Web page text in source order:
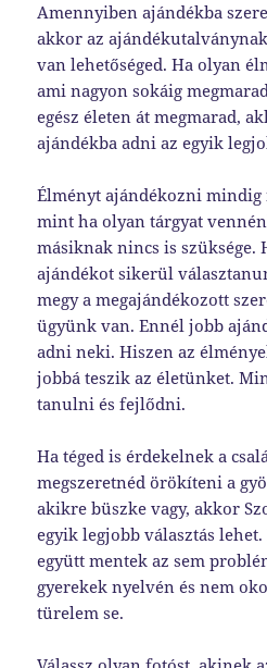
Amennyiben ajándékba
akkor az
van lehetőséged. Ha olyan
ami nagyon sokáig
egész életen át megmarad,
ajándékba adni az egyik
Élményt ajándékozni mindig
mint ha olyan tárgyat
másiknak nincs is szüksége.
ajándékot sikerül
megy a megajándékozott
ügyünk van. Ennél jobb
adni neki. Hiszen az
jobbá teszik az életünket.
tanulni és fejlődni.
Ha téged is érdekelnek a
megszeretnéd örökíteni a
akikre büszke vagy, akkor
egyik legjobb választás
együtt mentek az sem
gyerekek nyelvén és nem
türelem se.